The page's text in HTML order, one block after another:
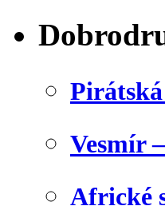
Vesmír
Africké